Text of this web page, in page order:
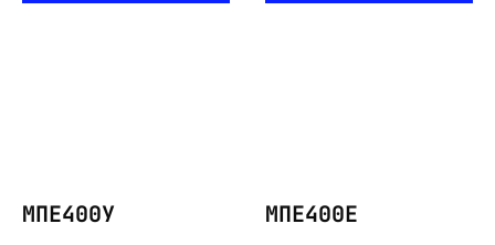
МПЕ400У МПЕ400Е